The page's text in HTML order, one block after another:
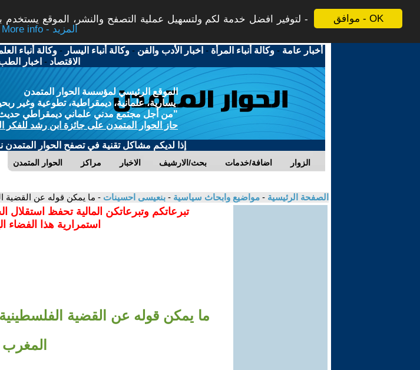
موافق - OK
لتوفير افضل خدمة لكم ولتسهيل عملية التصفح والنشر، الموقع
More info - المزيد
أخبار عامة -وكالة أنباء المرأة - اخبار الأدب والفن -وكالة أنباء اليسار -وكالة أنباء
الاقتصاد - اخبار
الموقع الرئيسي لمؤسسة الحوار المتمدن
يسارية، علمانية، ديمقراطية، تطوعية وغير
"من أجل مجتمع مدني علماني ديمقراطي حديث
حاز الحوار المتمدن على جائزة ابن رشد للفكر
إذا لديكم مشاكل تقنية في تصفح الحوار المتمدن
الحوار المتمدن مراكز الاخبار بحث/الارشيف اضافة/خدمات الزوار
الصفحة الرئيسية - مواضيع وابحاث سياسية - بنعيسى احسينات - ما يمكن قوله عن القضية الفلسطينية 1.. / أذ.
تبرعاتكم وتبرعاتكن المالية تحفظ استقلال
استمرارية هذا الفضاء
المغرب